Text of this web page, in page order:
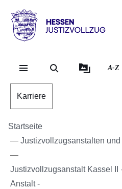
Hessen
Justizvollzug
A-Z
Karriere
Startseite
Justizvollzugsanstalten
Justizvollzugsanstalt Kassel II
Anstalt -